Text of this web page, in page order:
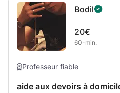
qu'ensemble on puisse bien
Bodil
20€
60-min.
Professeur fiable
aide aux devoirs à